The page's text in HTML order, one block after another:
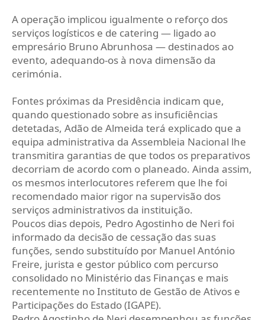
A operação implicou igualmente o reforço dos
serviços logísticos e de catering — ligado ao
empresário Bruno Abrunhosa — destinados ao
evento, adequando-os à nova dimensão da
cerimónia.
Fontes próximas da Presidência indicam que,
quando questionado sobre as insuficiências
detetadas, Adão de Almeida terá explicado que a
equipa administrativa da Assembleia Nacional lhe
transmitira garantias de que todos os preparativos
decorriam de acordo com o planeado. Ainda assim,
os mesmos interlocutores referem que lhe foi
recomendado maior rigor na supervisão dos
serviços administrativos da instituição.
Poucos dias depois, Pedro Agostinho de Neri foi
informado da decisão de cessação das suas
funções, sendo substituído por Manuel António
Freire, jurista e gestor público com percurso
consolidado no Ministério das Finanças e mais
recentemente no Instituto de Gestão de Ativos e
Participações do Estado (IGAPE).